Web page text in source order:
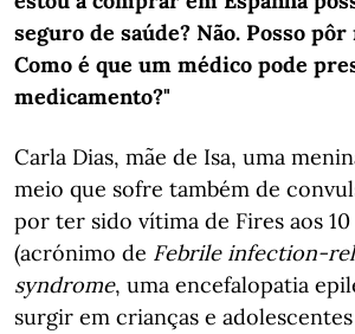
seguro de saúde? Não. Posso pôr
Como é que um médico pode
medicamento?"
Carla Dias, mãe de Isa, uma
meio que sofre também de
por ter sido vítima de Fires aos 10
(acrónimo de Febrile infection-
syndrome, uma encefalopatia
surgir em crianças e